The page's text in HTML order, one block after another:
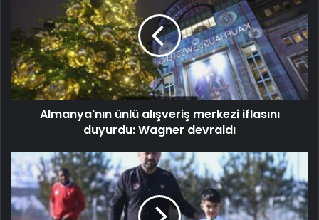
Almanya'nın ünlü alışveriş merkezi iflasını
duyurdu: Wagner devraldı